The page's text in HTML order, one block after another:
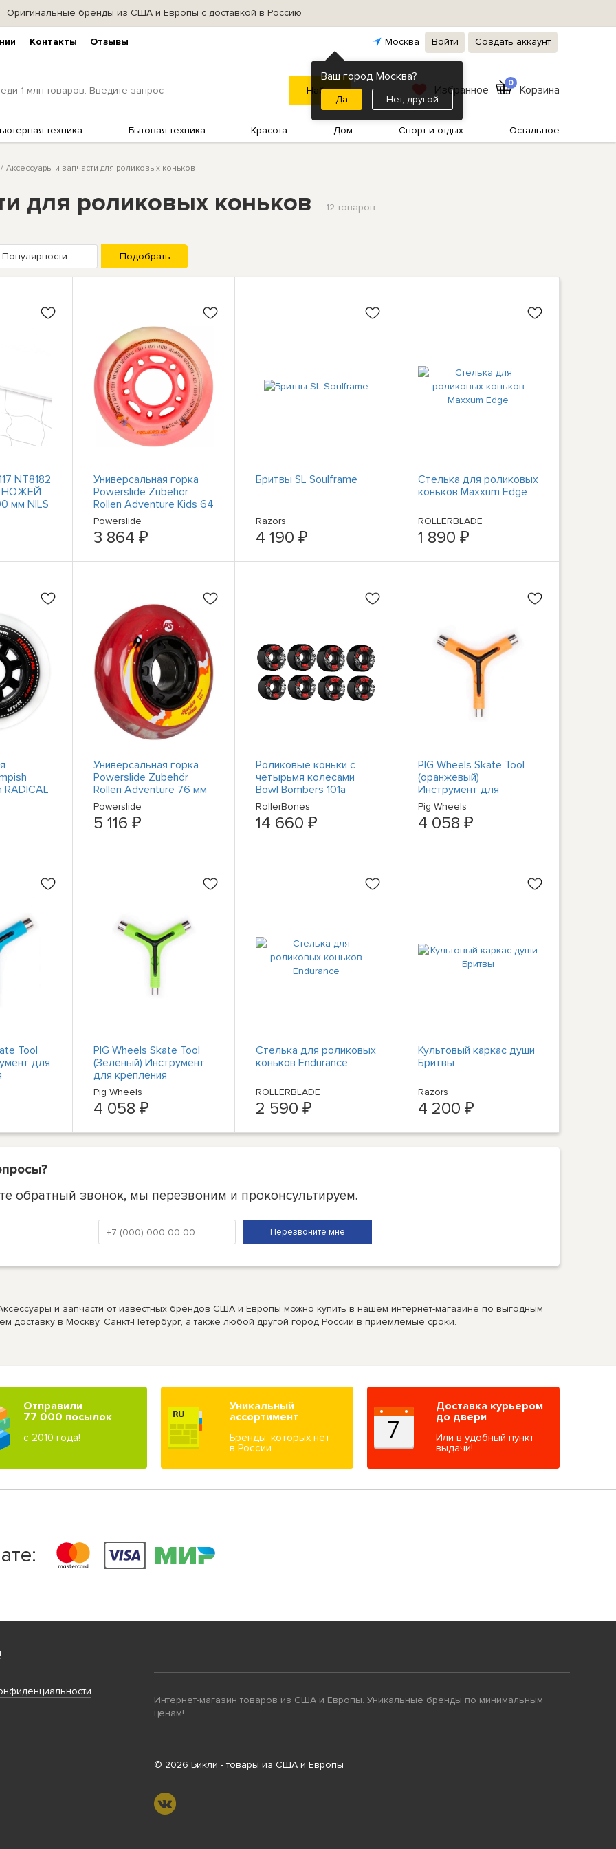
Оригинальные бренды из США и Европы с доставкой в Россию
Контакты Отзывы Москва
Ваш город Москва?
Нет, другой
Войти Создать аккаунт
Избранное
0
Корзина
техника Бытовая техника Красота Дом Спорт и отдых Остальное
Аксессуары и запчасти для роликовых коньков
для роликовых коньков 12 товаров
NT8182
НОЖЕЙ
мм NILS
Универсальная горка
Powerslide Zubehör
Rollen Adventure Kids 64
мм 145792
Powerslide
3 864 ₽
Бритвы SL Soulframe
Razors
4 190 ₽
Стелька для роликовых
коньков Maxxum Edge
ROLLERBLADE
1 890 ₽
RADICAL
4
Универсальная горка
Powerslide Zubehör
Rollen Adventure 76 мм
82A (4 ks) 174245
Powerslide
5 116 ₽
Роликовые коньки с
четырьмя колесами
Bowl Bombers 101a
Wheels Роликовые
коньки - Набор из 8
колес
RollerBones
14 660 ₽
PIG Wheels Skate Tool
(оранжевый)
Инструмент для
оборудования
скейтборда
Pig Wheels
4 058 ₽
Tool
для
PIG Wheels Skate Tool
(Зеленый) Инструмент
для крепления
скейтборда
Pig Wheels
4 058 ₽
Стелька для роликовых
коньков Endurance
ROLLERBLADE
2 590 ₽
Культовый каркас души
Бритвы
Razors
4 200 ₽
обратный звонок, мы перезвоним и проконсультируем.
и запчасти от известных брендов США и Европы можно купить в нашем интернет-магазине по выгодным
доставку в Москву, Санкт-Петербург, а также любой другой город России в приемлемые сроки.
Отправили
77 000 посылок
с 2010 года!
Уникальный
ассортимент
Бренды, которых нет
в России
Доставка курьером
до двери
Или в удобный пункт
выдачи!
Интернет-магазин товаров из США и Европы. Уникальные бренды по минимальным
ценам!
© 2026 Бикли - товары из США и Европы